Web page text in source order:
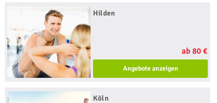
Hilden
ab 80 €
Angebote anzeigen
Köln